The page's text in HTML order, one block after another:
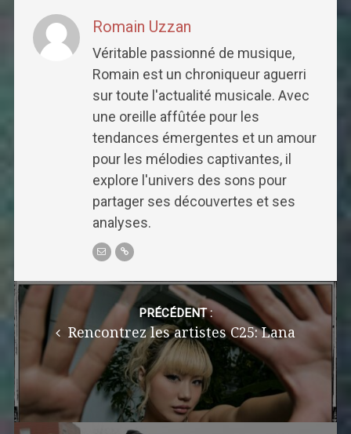
Romain Uzzan
Véritable passionné de musique,
Romain est un chroniqueur aguerri
sur toute l'actualité musicale. Avec
une oreille affûtée pour les
tendances émergentes et un amour
pour les mélodies captivantes, il
explore l'univers des sons pour
partager ses découvertes et ses
analyses.
Post
navigation
PRÉCÉDENT :
Rencontrez les artistes C25: Lana